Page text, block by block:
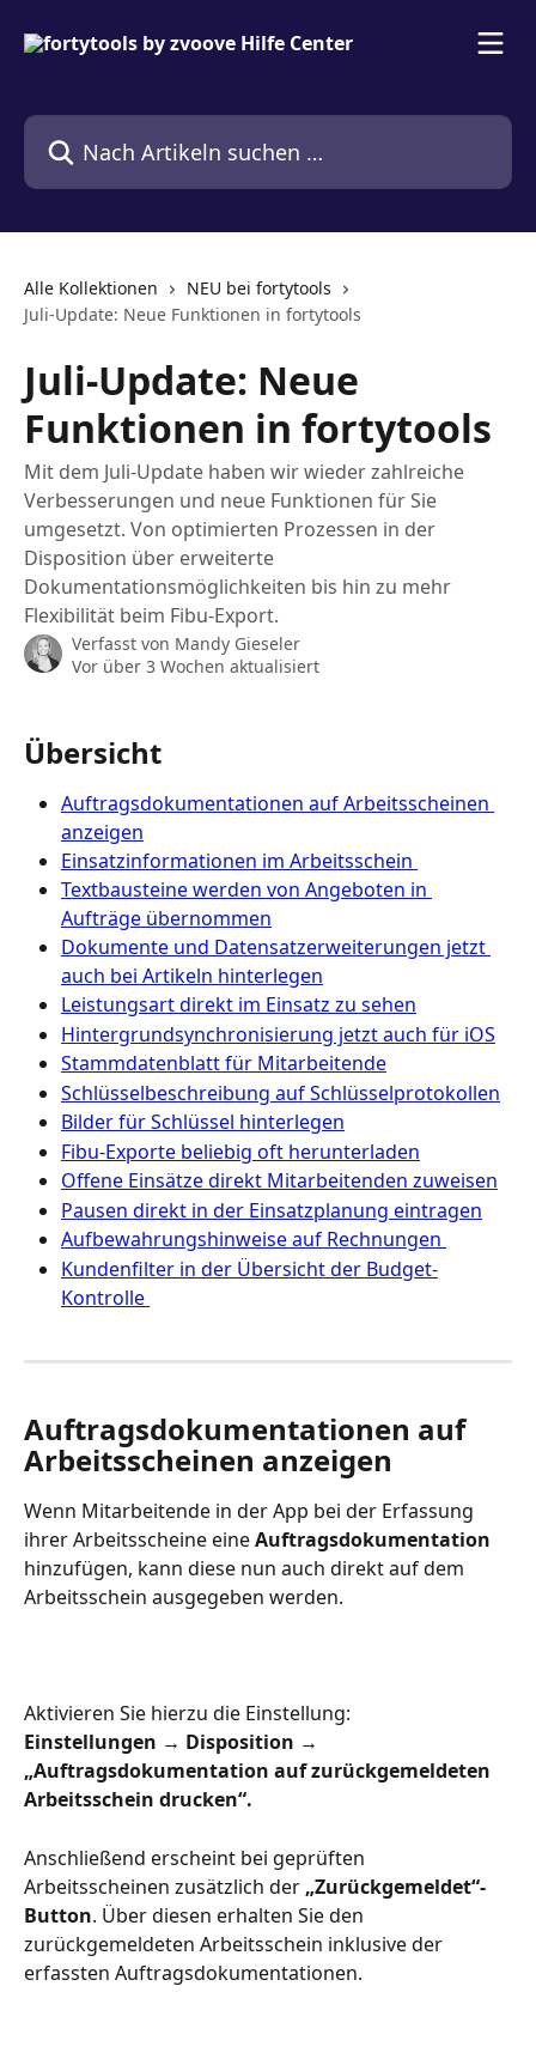
Nach Artikeln suchen …
Alle Kollektionen
NEU bei fortytools
Juli-Update: Neue Funktionen in fortytools
Juli-Update: Neue
Funktionen in fortytools
Mit dem Juli-Update haben wir wieder zahlreiche
Verbesserungen und neue Funktionen für Sie
umgesetzt. Von optimierten Prozessen in der
Disposition über erweiterte
Dokumentationsmöglichkeiten bis hin zu mehr
Flexibilität beim Fibu-Export.
Verfasst von Mandy Gieseler
Vor über 3 Wochen aktualisiert
Übersicht
Auftragsdokumentationen auf Arbeitsscheinen
anzeigen
Einsatzinformationen im Arbeitsschein
Textbausteine werden von Angeboten in
Aufträge übernommen
Dokumente und Datensatzerweiterungen jetzt
auch bei Artikeln hinterlegen
Leistungsart direkt im Einsatz zu sehen
Hintergrundsynchronisierung jetzt auch für iOS
Stammdatenblatt für Mitarbeitende
Schlüsselbeschreibung auf Schlüsselprotokollen
Bilder für Schlüssel hinterlegen
Fibu-Exporte beliebig oft herunterladen
Offene Einsätze direkt Mitarbeitenden zuweisen
Pausen direkt in der Einsatzplanung eintragen
Aufbewahrungshinweise auf Rechnungen
Kundenfilter in der Übersicht der Budget-
Kontrolle
Auftragsdokumentationen auf
Arbeitsscheinen anzeigen
Wenn Mitarbeitende in der App bei der Erfassung
ihrer Arbeitsscheine eine Auftragsdokumentation
hinzufügen, kann diese nun auch direkt auf dem
Arbeitsschein ausgegeben werden.
Aktivieren Sie hierzu die Einstellung:
Einstellungen → Disposition →
„Auftragsdokumentation auf zurückgemeldeten
Arbeitsschein drucken“.
Anschließend erscheint bei geprüften
Arbeitsscheinen zusätzlich der „Zurückgemeldet“-
Button. Über diesen erhalten Sie den
zurückgemeldeten Arbeitsschein inklusive der
erfassten Auftragsdokumentationen.